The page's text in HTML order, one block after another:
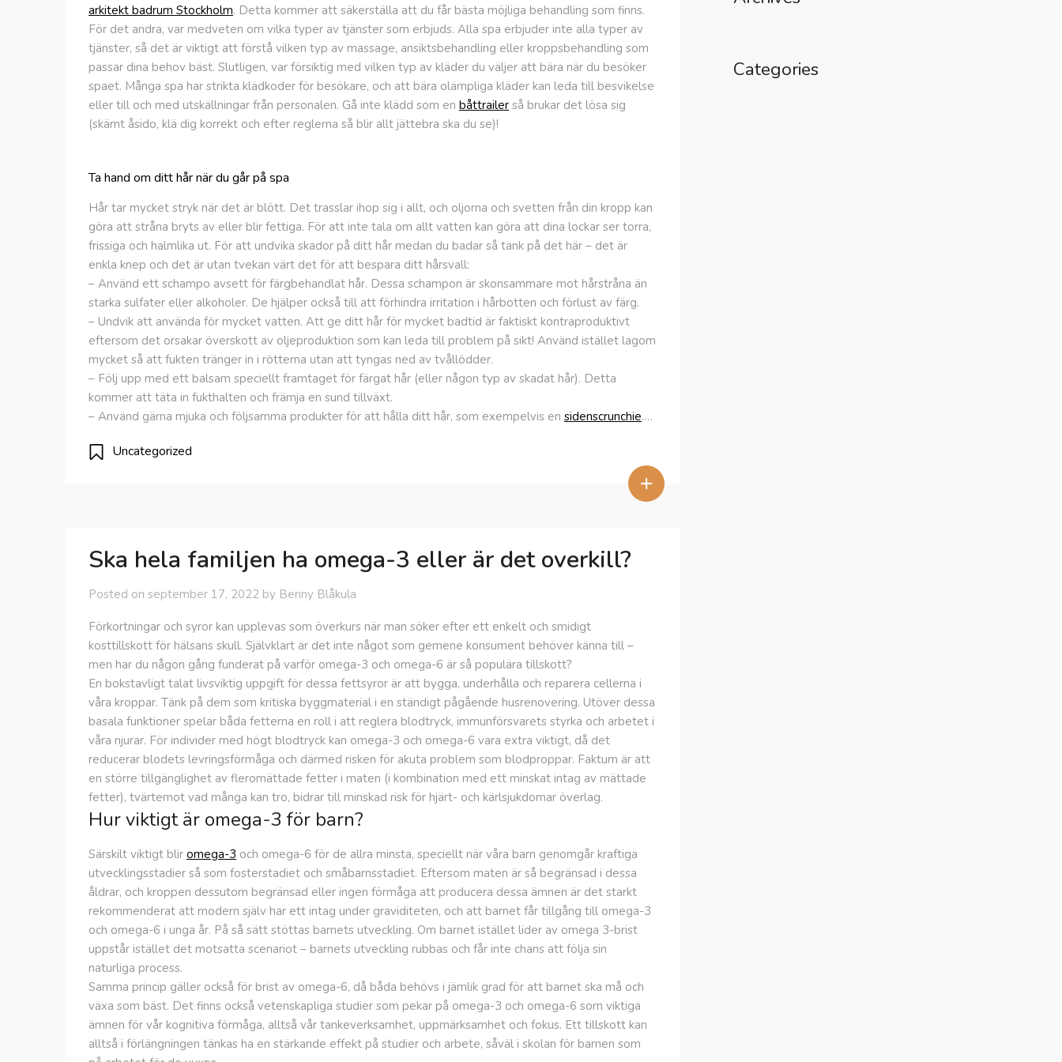
arkitekt badrum Stockholm. Detta kommer att säkerställa att du får bästa möjliga behandling som finns.
För det andra, var medveten om vilka typer av tjänster som erbjuds. Alla spa erbjuder inte alla typer av
tjänster, så det är viktigt att förstå vilken typ av massage, ansiktsbehandling eller kroppsbehandling som
passar dina behov bäst. Slutligen, var försiktig med vilken typ av kläder du väljer att bära när du besöker
spaet. Många spa har strikta klädkoder för besökare, och att bära olämpliga kläder kan leda till besvikelse
eller till och med utskällningar från personalen. Gå inte klädd som en båttrailer så brukar det lösa sig
(skämt åsido, klä dig korrekt och efter reglerna så blir allt jättebra ska du se)!
Ta hand om ditt hår när du går på spa
Hår tar mycket stryk när det är blött. Det trasslar ihop sig i allt, och oljorna och svetten från din kropp kan
göra att stråna bryts av eller blir fettiga. För att inte tala om allt vatten kan göra att dina lockar ser torra,
frissiga och halmlika ut. För att undvika skador på ditt hår medan du badar så tänk på det här – det är
enkla knep och det är utan tvekan värt det för att bespara ditt hårsvall:
– Använd ett schampo avsett för färgbehandlat hår. Dessa schampon är skonsammare mot hårstråna än
starka sulfater eller alkoholer. De hjälper också till att förhindra irritation i hårbotten och förlust av färg.
– Undvik att använda för mycket vatten. Att ge ditt hår för mycket badtid är faktiskt kontraproduktivt
eftersom det orsakar överskott av oljeproduktion som kan leda till problem på sikt! Använd istället lagom
mycket så att fukten tränger in i rötterna utan att tyngas ned av tvållödder.
– Följ upp med ett balsam speciellt framtaget för färgat hår (eller någon typ av skadat hår). Detta
kommer att täta in fukthalten och främja en sund tillväxt.
– Använd gärna mjuka och följsamma produkter för att hålla ditt hår, som exempelvis en sidenscrunchie.…
+
Uncategorized
Ska hela familjen ha omega-3 eller är det overkill?
Posted on september 17, 2022 by Benny Blåkula
Förkortningar och syror kan upplevas som överkurs när man söker efter ett enkelt och smidigt
kosttillskott för hälsans skull. Självklart är det inte något som gemene konsument behöver känna till –
men har du någon gång funderat på varför omega-3 och omega-6 är så populära tillskott?
En bokstavligt talat livsviktig uppgift för dessa fettsyror är att bygga, underhålla och reparera cellerna i
våra kroppar. Tänk på dem som kritiska byggmaterial i en ständigt pågående husrenovering. Utöver dessa
basala funktioner spelar båda fetterna en roll i att reglera blodtryck, immunförsvarets styrka och arbetet i
våra njurar. För individer med högt blodtryck kan omega-3 och omega-6 vara extra viktigt, då det
reducerar blodets levringsförmåga och därmed risken för akuta problem som blodproppar. Faktum är att
en större tillgänglighet av fleromättade fetter i maten (i kombination med ett minskat intag av mättade
fetter), tvärtemot vad många kan tro, bidrar till minskad risk för hjärt- och kärlsjukdomar överlag.
Hur viktigt är omega-3 för barn?
Särskilt viktigt blir omega-3 och omega-6 för de allra minsta, speciellt när våra barn genomgår kraftiga
utvecklingsstadier så som fosterstadiet och småbarnsstadiet. Eftersom maten är så begränsad i dessa
åldrar, och kroppen dessutom begränsad eller ingen förmåga att producera dessa ämnen är det starkt
rekommenderat att modern själv har ett intag under graviditeten, och att barnet får tillgång till omega-3
och omega-6 i unga år. På så sätt stöttas barnets utveckling. Om barnet istället lider av omega 3-brist
uppstår istället det motsatta scenariot – barnets utveckling rubbas och får inte chans att följa sin
naturliga process.
Samma princip gäller också för brist av omega-6, då båda behövs i jämlik grad för att barnet ska må och
växa som bäst. Det finns också vetenskapliga studier som pekar på omega-3 och omega-6 som viktiga
ämnen för vår kognitiva förmåga, alltså vår tankeverksamhet, uppmärksamhet och fokus. Ett tillskott kan
alltså i förlängningen tänkas ha en stärkande effekt på studier och arbete, såväl i skolan för barnen som
Categories